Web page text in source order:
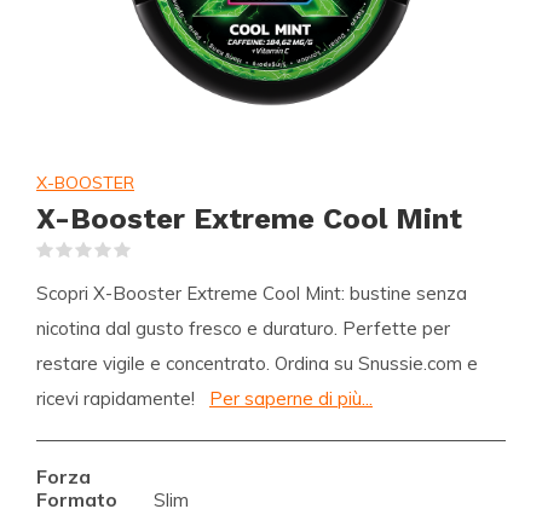
X-BOOSTER
X-Booster Extreme Cool Mint
Scopri X-Booster Extreme Cool Mint: bustine senza
nicotina dal gusto fresco e duraturo. Perfette per
restare vigile e concentrato. Ordina su Snussie.com e
ricevi rapidamente!
Per saperne di più...
Forza
Formato
Slim